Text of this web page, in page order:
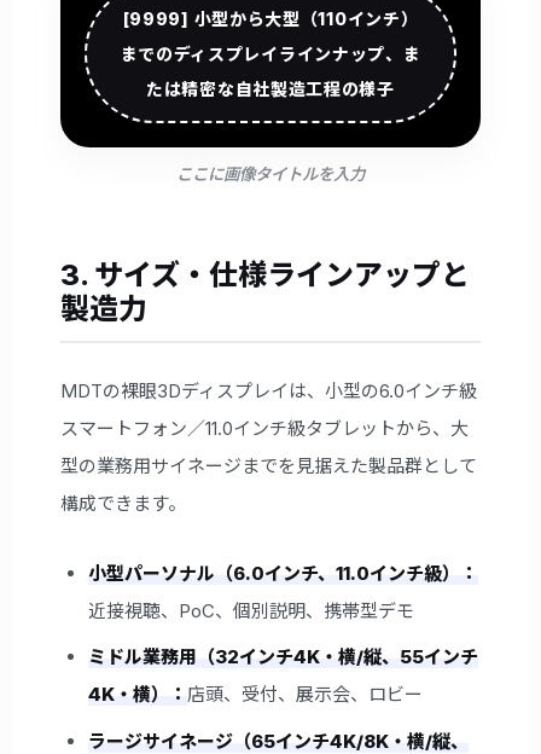
[9999] 小型から大型（110インチ）
までのディスプレイラインナップ、ま
たは精密な自社製造工程の様子
ここに画像タイトルを入力
3. サイズ・仕様ラインアップと
製造力
MDTの裸眼3Dディスプレイは、小型の6.0インチ級
スマートフォン／11.0インチ級タブレットから、大
型の業務用サイネージまでを見据えた製品群として
構成できます。
小型パーソナル（6.0インチ、11.0インチ級）：
近接視聴、PoC、個別説明、携帯型デモ
ミドル業務用（32インチ4K・横/縦、55インチ
4K・横）： 店頭、受付、展示会、ロビー
ラージサイネージ（65インチ4K/8K・横/縦、